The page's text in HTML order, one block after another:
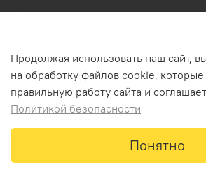
В
ИП Аистова Катарина Антоновна ИНН
Продолжая использовать наш сайт,
на обработку файлов cookie,
правильную работу сайта и
Политикой безопасности
Понятно